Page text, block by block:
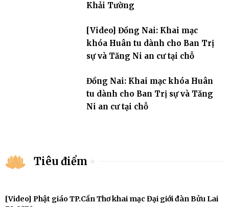
Khải Tường
[Video] Đồng Nai: Khai mạc
khóa Huân tu dành cho Ban Trị
sự và Tăng Ni an cư tại chỗ
Đồng Nai: Khai mạc khóa Huân
tu dành cho Ban Trị sự và Tăng
Ni an cư tại chỗ
Tiêu điểm
[Video] Phật giáo TP.Cần Thơ khai mạc Đại giới đàn Bửu Lai